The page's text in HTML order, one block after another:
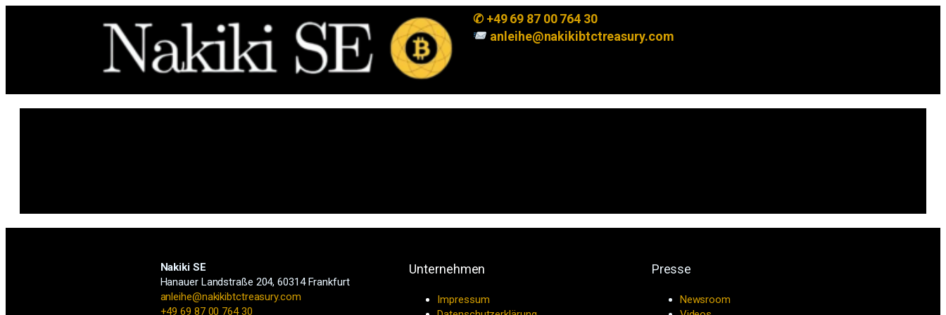
✆ +49 69 87 00 764 30
anleihe@nakikibtctreasury.com
Nakiki SE
Hanauer Landstraße 204, 60314 Frankfurt
anleihe@nakikibtctreasury.com
+49 69 87 00 764 30
Unternehmen
Impressum
Presse
Newsroom